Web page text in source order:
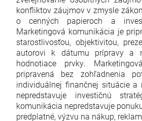
konfliktov záujmov v zmysle
o cenných papieroch a
Marketingová komunikácia je
starostlivosťou, objektivitou,
autorovi k dátumu prípravy a
hodnotiace prvky.
pripravená bez zohľadnenia
individuálnej finančnej situácie a
nepredstavuje investičnú
komunikácia nepredstavuje
predplatné, výzvu na nákup,